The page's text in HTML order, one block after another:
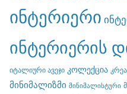
ინტერიერი
ინტერიერის
იტალიური ავეჯი კოლექცია
მინიმალიზმი მინიმალისტური